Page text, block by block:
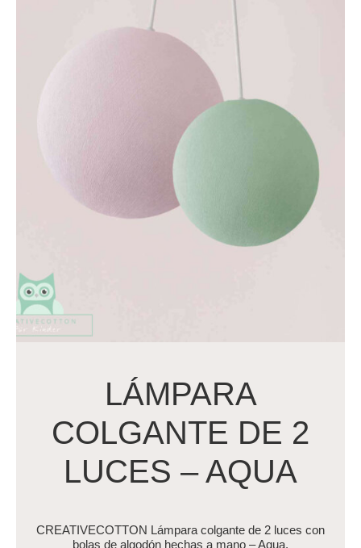
LÁMPARA
COLGANTE DE 2
LUCES – AQUA
CREATIVECOTTON Lámpara colgante de 2 luces con
bolas de algodón hechas a mano – Aqua.